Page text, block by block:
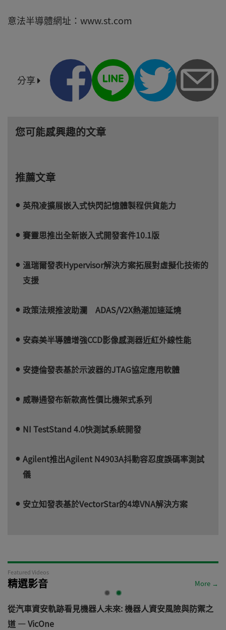
意法半導體網址：www.st.com
分享
您可能感興趣的文章
推薦文章
英飛凌擴展嵌入式快閃記憶體製程供貨能力
賽靈思推出全新嵌入式開發套件10.1版
溫瑞爾發表Hypervisor解決方案拓展對虛擬化技術的
支援
政策法規推波助瀾 ADAS/V2X熱潮加速延燒
安森美半導體增強CCD影像感測器近紅外線性能
安捷倫發表基於示波器的JTAG協定應用軟體
威聯通發布新款高性價比機架式系列
NI TestStand 4.0快測試系統開發
Agilent推出Agilent N4903A抖動容忍度誤碼率測試
儀
安立知發表基於VectorStar的4埠VNA解決方案
Featured Videos
精選影音 More →
從汽車資安軌跡看見機器人未來: 機器人資安風險與防禦之
道 — VicOne